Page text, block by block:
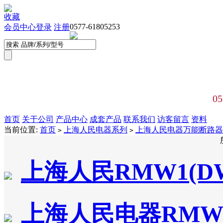
收藏
0577-61805253
登录 注册
会员中心
首页 关于公司 产品中心 成套产品 联系我们 访客留言 资料
当前位置: 首页 > 上海人民电器系列 >
上海人民电器万能断路器
上海人民
上海人民电器